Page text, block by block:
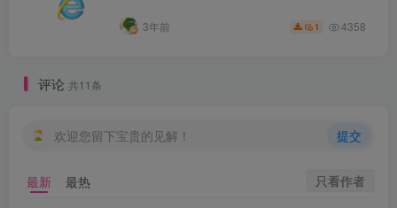
3年前 1 4358
评论 共11条
欢迎您留下宝贵的见解！ 提交
最新 最热 只看作者